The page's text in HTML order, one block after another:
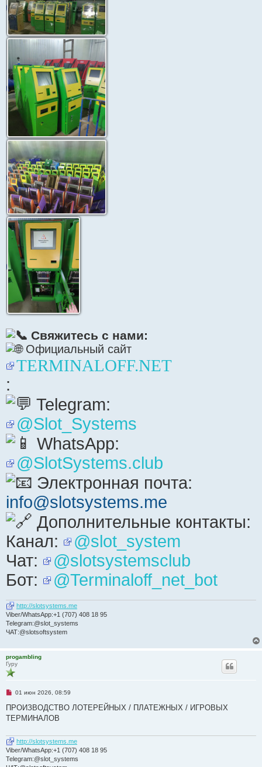
Свяжитесь с нами:
Официальный сайт
TERMINALOFF.NET
:
Telegram:
@Slot_Systems
WhatsApp:
@SlotSystems.club
Электронная почта:
info@slotsystems.me
Дополнительные контакты:
Канал:
@slot_system
Чат:
@slotsystemsclub
Бот:
@Terminaloff_net_bot
http://slotsystems.me
Viber/WhatsApp:+1 (707) 408 18 95
Telegram:@slot_systems
ЧАТ:@slotsoftsystem
progambling
Гуру
Н
п
о
и
т
а
н
н
01 июн 2026, 08:59
ПРОИЗВОДСТВО ЛОТЕРЕЙНЫХ / ПЛАТЕЖНЫХ / ИГРОВЫХ
ТЕРМИНАЛОВ
http://slotsystems.me
Viber/WhatsApp:+1 (707) 408 18 95
Telegram:@slot_systems